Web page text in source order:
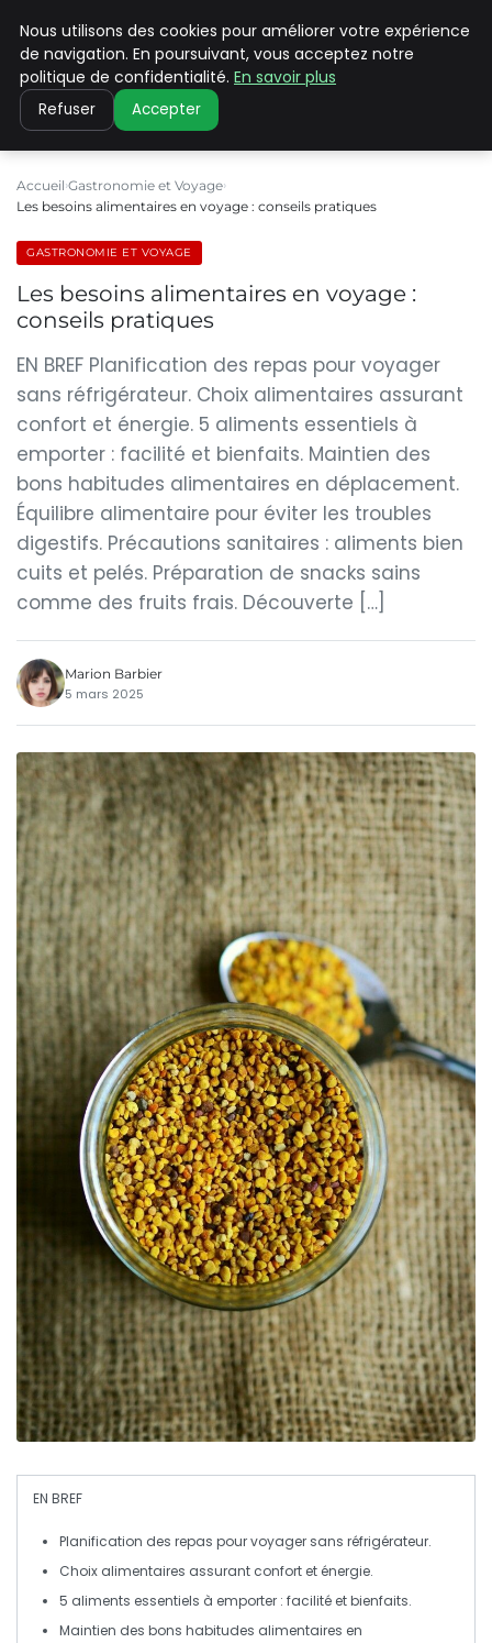
PILAT PATRIMOINES
Accueil Gastronomie et Voyage
Les besoins alimentaires en voyage : conseils pratiques
GASTRONOMIE ET VOYAGE
Les besoins alimentaires en voyage :
conseils pratiques
EN BREF Planification des repas pour voyager
sans réfrigérateur. Choix alimentaires assurant
confort et énergie. 5 aliments essentiels à
emporter : facilité et bienfaits. Maintien des
bons habitudes alimentaires en déplacement.
Équilibre alimentaire pour éviter les troubles
digestifs. Précautions sanitaires : aliments bien
cuits et pelés. Préparation de snacks sains
comme des fruits frais. Découverte […]
Marion Barbier
5 mars 2025
EN BREF
Planification des repas pour voyager sans réfrigérateur.
Choix alimentaires assurant confort et énergie.
5 aliments essentiels à emporter : facilité et bienfaits.
Maintien des bons habitudes alimentaires en
Nous utilisons des cookies pour améliorer votre expérience
de navigation. En poursuivant, vous acceptez notre
politique de confidentialité. En savoir plus
Refuser Accepter